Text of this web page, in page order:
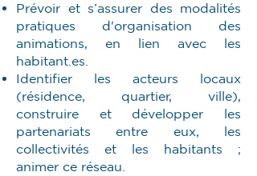
Prévoir et s’assurer des modalités
pratiques d'organisation des
animations, en lien avec les
habitant.es.
Identifier les acteurs locaux
(résidence, quartier, ville),
construire et développer les
partenariats entre eux, les
collectivités et les habitants ;
animer ce réseau.